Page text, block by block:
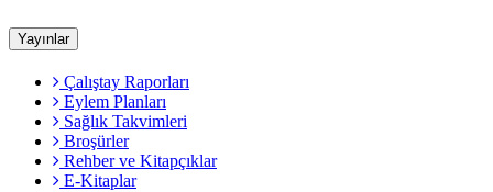
Yayınlar
Çalıştay Raporları
Eylem Planları
Sağlık Takvimleri
Broşürler
Rehber ve Kitapçıklar
E-Kitaplar